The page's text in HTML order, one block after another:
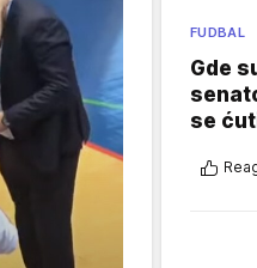
FUDBAL
Gde
se